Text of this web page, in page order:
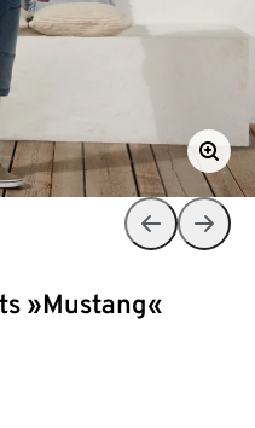
»Mustang«